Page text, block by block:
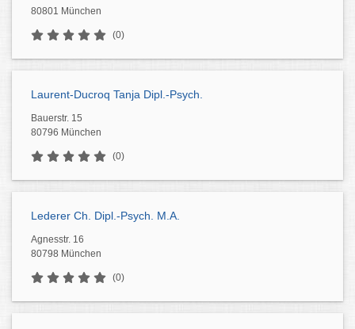
80801 München
(0)
Laurent-Ducroq Tanja Dipl.-Psych.
Bauerstr. 15
80796 München
(0)
Lederer Ch. Dipl.-Psych. M.A.
Agnesstr. 16
80798 München
(0)